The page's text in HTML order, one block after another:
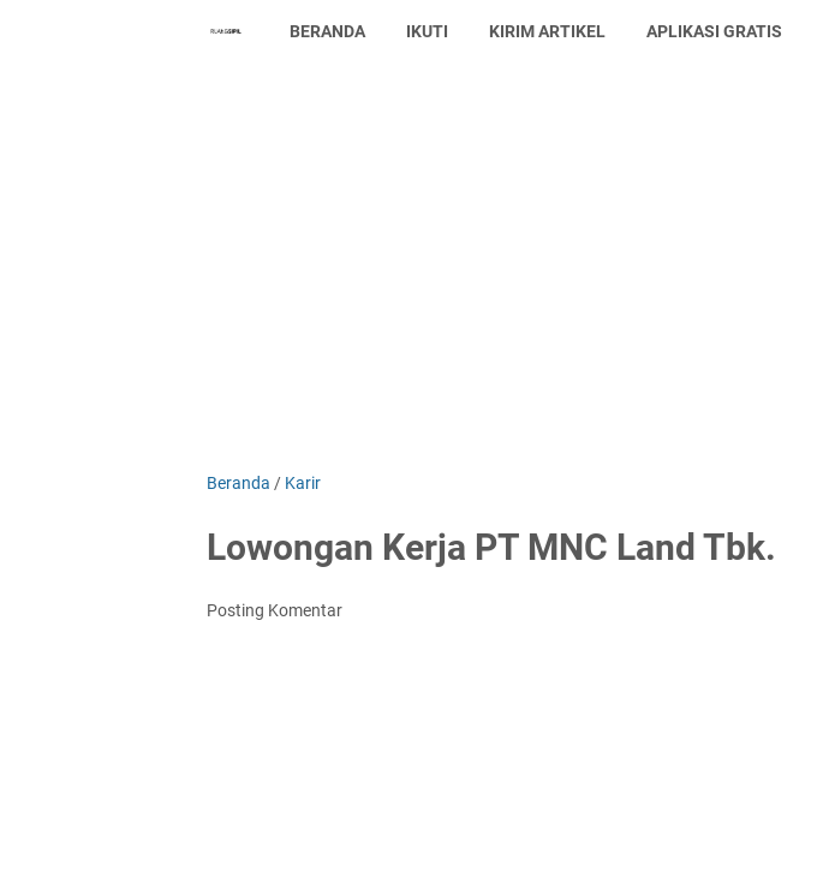
BERANDA IKUTI KIRIM ARTIKEL APLIKASI GRATIS
Beranda / Karir
Lowongan Kerja PT MNC Land Tbk.
Posting Komentar